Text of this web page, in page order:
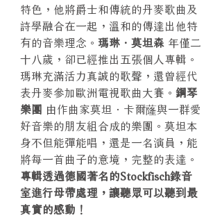
特色，他將爵士和傳統的丹麥歌曲及
詩學融合在一起，溫和的傳達出他特
有的音樂理念。 瑪琳．莫坦森 年僅二
十八歲，卻已經推出五張個人專輯。
瑪琳充滿活力真誠的歌聲，還曾經代
表丹麥參加歐洲電視歌曲大賽。 鋼琴
樂團 由作曲家莫坦．卡爾蕯與一群愛
好音樂的朋友組合成的樂團。莫坦本
身不但能彈能唱，還是一名演員，能
將每一首曲子的意境，完整的表達。
專輯透過德國著名的Stockfisch錄音
室進行母帶處理，讓聽眾可以聽到最
真實的感動！